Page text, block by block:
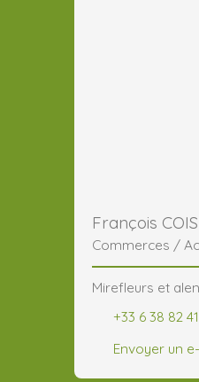
François
Commerces /
Mirefleurs et
+33 6 38 82
Envoyer un